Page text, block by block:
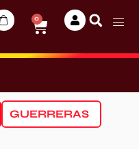
0
GUERRERAS